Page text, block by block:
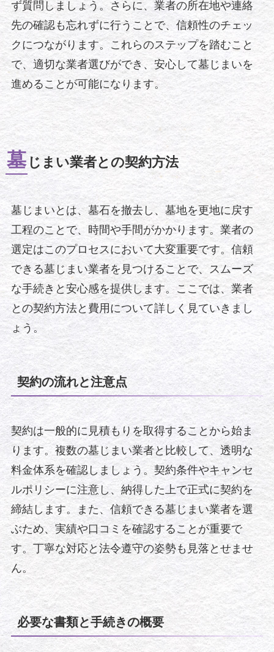
ず質問しましょう。さらに、業者の所在地や連絡
先の確認も忘れずに行うことで、信頼性のチェッ
クにつながります。これらのステップを踏むこと
で、適切な業者選びができ、安心して墓じまいを
進めることが可能になります。
墓 じまい業者との契約方法
墓じまいとは、墓石を撤去し、墓地を更地に戻す
工程のことで、時間や手間がかかります。業者の
選定はこのプロセスにおいて大変重要です。信頼
できる墓じまい業者を見つけることで、スムーズ
な手続きと安心感を提供します。ここでは、業者
との契約方法と費用について詳しく見ていきまし
ょう。
契約の流れと注意点
契約は一般的に見積もりを取得することから始ま
ります。複数の墓じまい業者と比較して、透明な
料金体系を確認しましょう。契約条件やキャンセ
ルポリシーに注意し、納得した上で正式に契約を
締結します。また、信頼できる墓じまい業者を選
ぶため、実績や口コミを確認することが重要で
す。丁寧な対応と法令遵守の姿勢も見落とせませ
ん。
必要な書類と手続きの概要